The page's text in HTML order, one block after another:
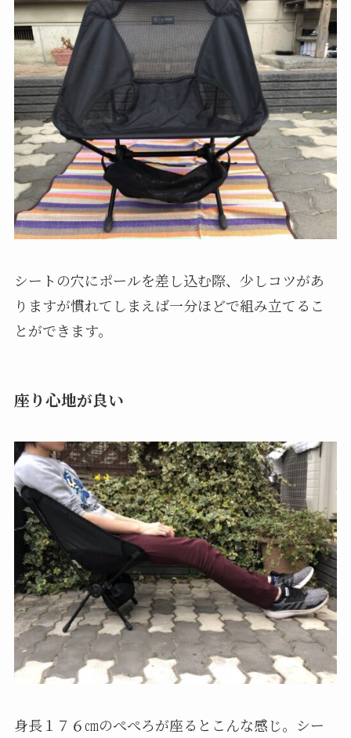
シートの穴にポールを差し込む際、少しコツがあ
りますが慣れてしまえば一分ほどで組み立てるこ
とができます。
座り心地が良い
身長１７６㎝のぺぺろが座るとこんな感じ。シー